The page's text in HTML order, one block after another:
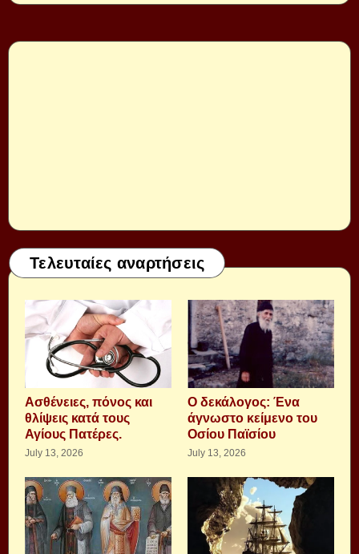
Τελευταίες αναρτήσεις
Aσθένειες, πόνος και
θλίψεις κατά τους
Αγίους Πατέρες.
July 13, 2026
Ο δεκάλογος: Ένα
άγνωστο κείμενο του
Οσίου Παϊσίου
July 13, 2026